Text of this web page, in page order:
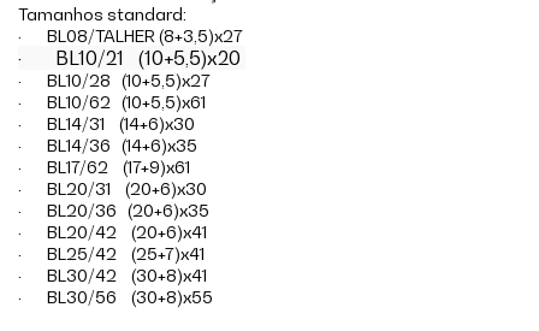
Tamanhos standard:
· BL08/TALHER (8+3,5)x27
· BL10/21 (10+5,5)x20
· BL10/28 (10+5,5)x27
· BL10/62 (10+5,5)x61
· BL14/31 (14+6)x30
· BL14/36 (14+6)x35
· BL17/62 (17+9)x61
· BL20/31 (20+6)x30
· BL20/36 (20+6)x35
· BL20/42 (20+6)x41
· BL25/42 (25+7)x41
· BL30/42 (30+8)x41
· BL30/56 (30+8)x55